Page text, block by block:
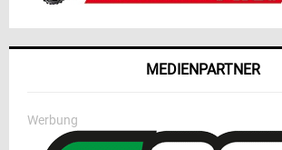
MEDIENPARTNER
Werbung